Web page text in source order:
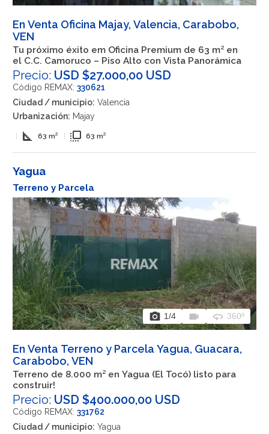
En Venta Oficina Majay, Valencia, Carabobo,
VEN
Tu próximo éxito em Oficina Premium de 63 m² en
el C.C. Camoruco – Piso Alto con Vista Panorámica
Precio: USD $27.000,00 USD
Código REMAX: 330621
Ciudad / municipio: Valencia
Urbanización: Majay
square_foot 63 m² flip_to_front 63 m²
Yagua
Terreno y Parcela
photo_camera 1/4 videocam 360 360º
En Venta Terreno y Parcela Yagua, Guacara,
Carabobo, VEN
Terreno de 8.000 m² en Yagua (El Tocó) listo para
construir!
Precio: USD $400.000,00 USD
Código REMAX: 331762
Ciudad / municipio: Yagua